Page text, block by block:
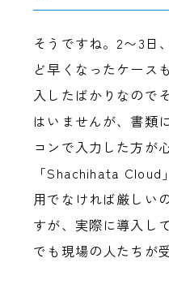
そうですね。2〜3日
ど早くなったケース
入したばかりなので
はいませんが、書類
コンで入力した方が
「Shachihata Cloud
用でなければ厳しい
すが、実際に導入し
でも現場の人たちが